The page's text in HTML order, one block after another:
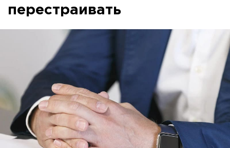
перестраивать